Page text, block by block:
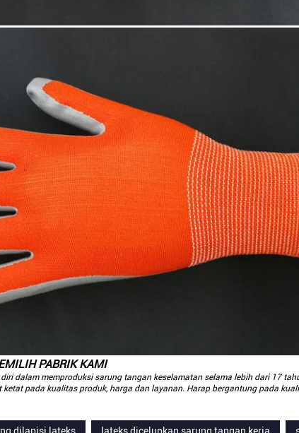
PABRIK KAMI
dalam memproduksi sarung tangan keselamatan selama lebih dari 17
ketat pada kualitas produk, harga dan layanan. Harap bergantung pada